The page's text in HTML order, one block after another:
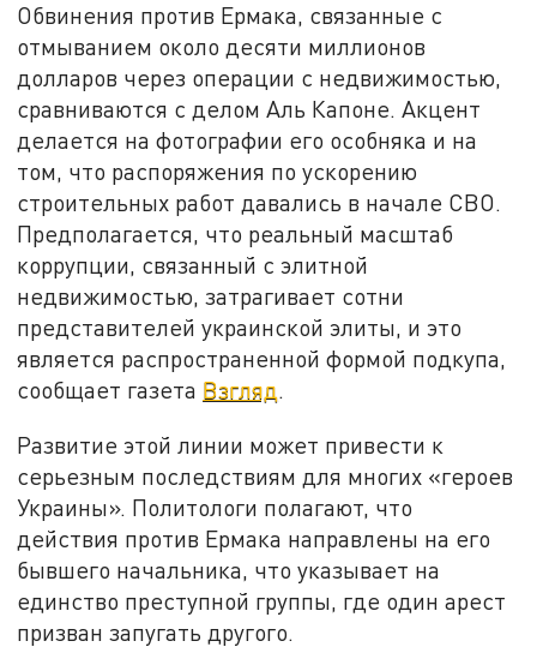
Обвинения против Ермака, связанные с
отмыванием около десяти миллионов
долларов через операции с недвижимостью,
сравниваются с делом Аль Капоне. Акцент
делается на фотографии его особняка и на
том, что распоряжения по ускорению
строительных работ давались в начале СВО.
Предполагается, что реальный масштаб
коррупции, связанный с элитной
недвижимостью, затрагивает сотни
представителей украинской элиты, и это
является распространенной формой подкупа,
сообщает газета Взгляд.
Развитие этой линии может привести к
серьезным последствиям для многих «героев
Украины». Политологи полагают, что
действия против Ермака направлены на его
бывшего начальника, что указывает на
единство преступной группы, где один арест
призван запугать другого.